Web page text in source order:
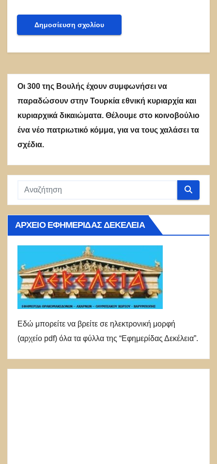
Οι 300 της Βουλής έχουν συμφωνήσει να
παραδώσουν στην Τουρκία εθνική κυριαρχία και
κυριαρχικά δικαιώματα. Θέλουμε στο κοινοβούλιο
ένα νέο πατριωτικό κόμμα, για να τους χαλάσει τα
σχέδια.
ΑΡΧΕΊΟ ΕΦΗΜΕΡΊΔΑΣ ΔΕΚΈΛΕΙΑ
Εδώ μπορείτε να βρείτε σε ηλεκτρονική μορφή
(αρχείο pdf) όλα τα φύλλα της “Εφημερίδας Δεκέλεια”.